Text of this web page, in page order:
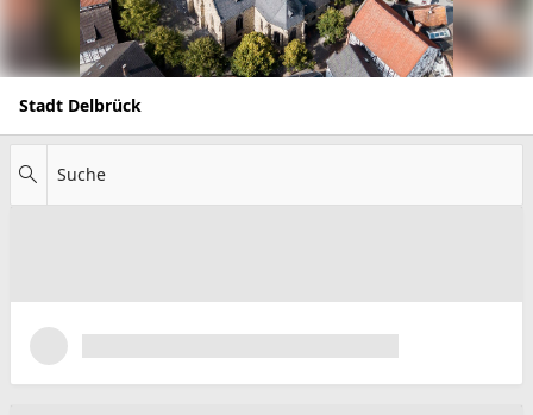
Datenschutz
Stadt Delbrück
Suche